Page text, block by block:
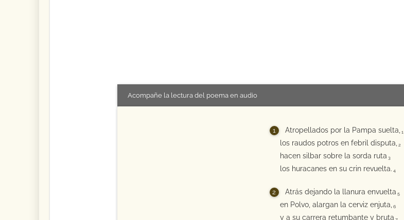
Acompañe la lectura del poema en audio
Atropellados por la Pampa suelta, 1
los raudos potros en febril disputa, 2
hacen silbar sobre la sorda ruta 3
los huracanes en su crin revuelta. 4
Atrás dejando la llanura envuelta 5
en Polvo, alargan la cerviz enjuta, 6
y a su carrera retumbante y bruta